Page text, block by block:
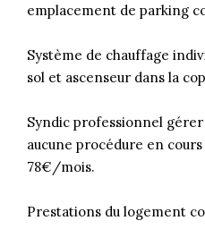
emplacement de parking
Système de chauffage
sol et ascenseur dans la
Syndic professionnel
aucune procédure en
78€/mois.
Prestations du logement